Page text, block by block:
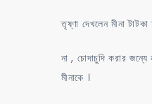
তৃষ্ণা দেখলেন মীনা
না , চোদাচুদি করার
মীনাকে ।